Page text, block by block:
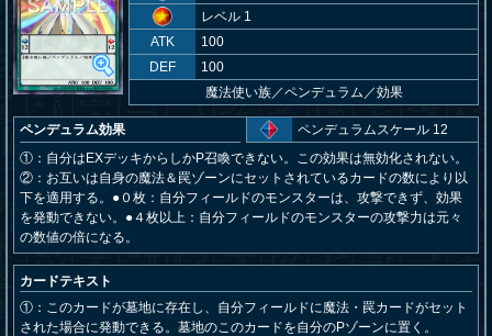
レベル 1
ATK
100
DEF
100
魔法使い族／ペンデュラム／効果
ペンデュラム効果
ペンデュラムスケール 12
①：自分はEXデッキからしかP召喚できない。この効果は無効化されない。
②：お互いは自身の魔法＆罠ゾーンにセットされているカードの数により以
下を適用する。●０枚：自分フィールドのモンスターは、攻撃できず、効果
を発動できない。●４枚以上：自分フィールドのモンスターの攻撃力は元々
の数値の倍になる。
カードテキスト
①：このカードが墓地に存在し、自分フィールドに魔法・罠カードがセット
された場合に発動できる。墓地のこのカードを自分のPゾーンに置く。